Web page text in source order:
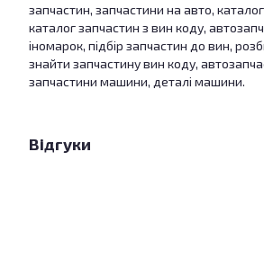
запчастин, запчастини на авто,
каталог запчастин з вин коду,
іномарок, підбір запчастин до вин,
знайти запчастину вин коду,
запчастини машини, деталі машини.
Відгуки